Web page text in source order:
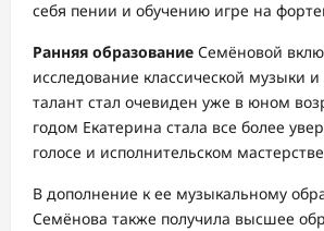
себя пении и обучению игре на
Ранняя образование Семёновой
исследование классической музыки и
талант стал очевиден уже в юном
годом Екатерина стала все более
голосе и исполнительском
В дополнение к ее музыкальному
Семёнова также получила высшее